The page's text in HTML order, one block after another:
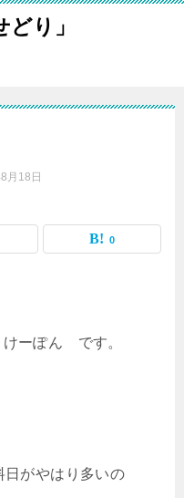
り」
月18日
0
けーぽん です。
がやはり多いの